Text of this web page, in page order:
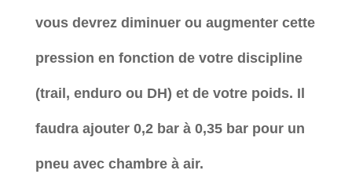
vous devrez diminuer ou augmenter cette
pression en fonction de votre discipline
(trail, enduro ou DH) et de votre poids. Il
faudra ajouter 0,2 bar à 0,35 bar pour un
pneu avec chambre à air.